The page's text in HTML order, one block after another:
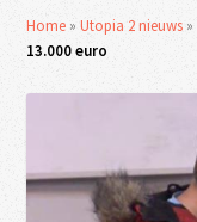
Home »Utopia 2 nieuws »
13.000 euro